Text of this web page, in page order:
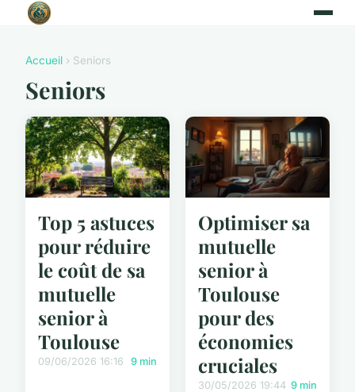
Accueil › Seniors
Seniors
Top 5 astuces
pour réduire
le coût de sa
mutuelle
senior à
Toulouse
09/06/2026 16:16 9 min
Optimiser sa
mutuelle
senior à
Toulouse
pour des
économies
cruciales
30/05/2026 19:44 9 min